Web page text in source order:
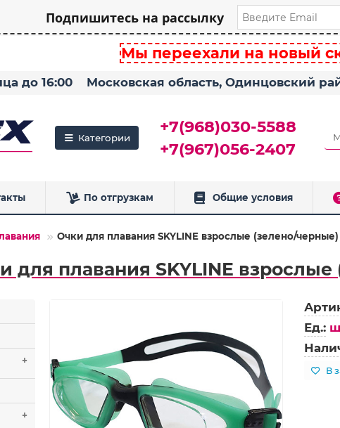
Подпишитесь на рассылку
Мы переехали на новый
до 16:00 Московская область, Одинцовский
Категории
+7(968)030-5588
+7(967)056-2407
По отгрузкам Общие условия
Очки для плавания SKYLINE взрослые (зелено/черные)
для плавания SKYLINE
+
+
Ед.:
В